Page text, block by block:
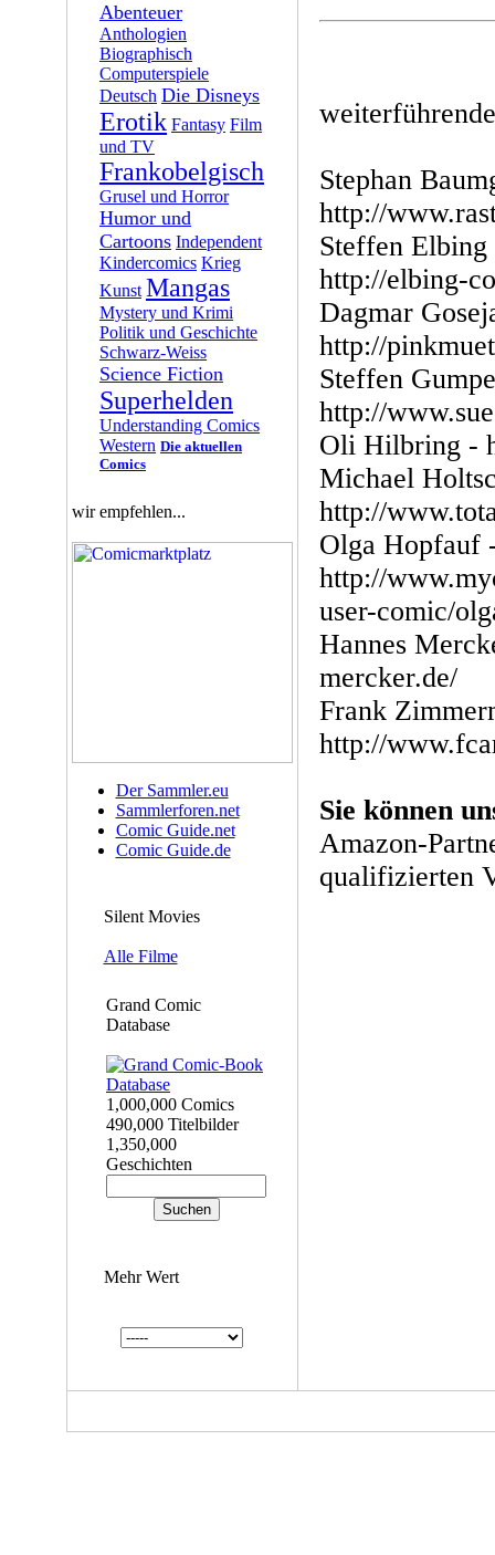
Abenteuer
Anthologien
Biographisch
Computerspiele
Deutsch Die Disneys
Erotik Fantasy Film
und TV
Frankobelgisch
Grusel und Horror
Humor und
Cartoons Independent
Kindercomics Krieg
Kunst Mangas
Mystery und Krimi
Politik und Geschichte
Schwarz-Weiss
Science Fiction
Superhelden
Understanding Comics
Western Die aktuellen
Comics
wir empfehlen...
Der Sammler.eu
Sammlerforen.net
Comic Guide.net
Comic Guide.de
Silent Movies
Alle Filme
Grand Comic
Database
1,000,000 Comics
490,000 Titelbilder
1,350,000
Geschichten
Mehr Wert
Stephan
http://
Steffen Elbing
http://elbing-
Dagmar
http://
Steffen
http://
Oli Hilbring -
Michael
http://
Olga Hopfauf
http://
user-comic/
Hannes
mercker.de/
Frank
http://
Sie können
Amazon-
qualifizierten